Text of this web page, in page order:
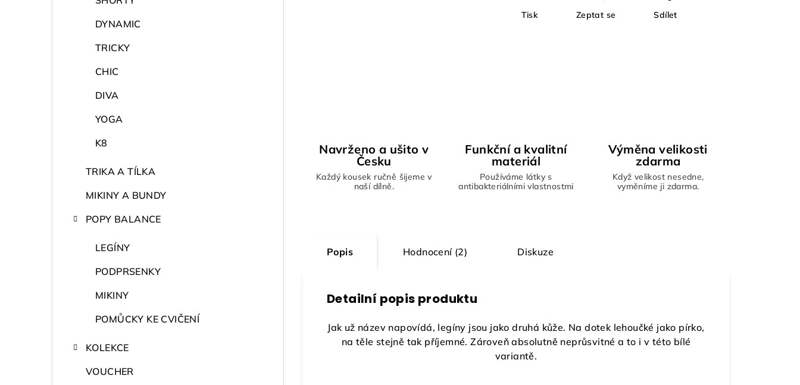
DYNAMIC
TRICKY
CHIC
DIVA
YOGA
K8
TRIKA A TÍLKA
MIKINY A BUNDY
POPY BALANCE
LEGÍNY
PODPRSENKY
MIKINY
POMŮCKY KE CVIČENÍ
KOLEKCE
VOUCHER
Tisk Zeptat se Sdílet
Navrženo a ušito v
Česku
Každý kousek ručně šijeme v
naší dílně.
Funkční a kvalitní
materiál
Používáme látky s
antibakteriálními vlastnostmi
Výměna velikosti
zdarma
Když velikost nesedne,
vyměníme ji zdarma.
Popis Hodnocení (2) Diskuze
Detailní popis produktu
Jak už název napovídá, legíny jsou jako druhá kůže. Na dotek lehoučké jako pírko,
na těle stejně tak příjemné. Zároveň absolutně neprůsvitné a to i v této bílé
variantě.